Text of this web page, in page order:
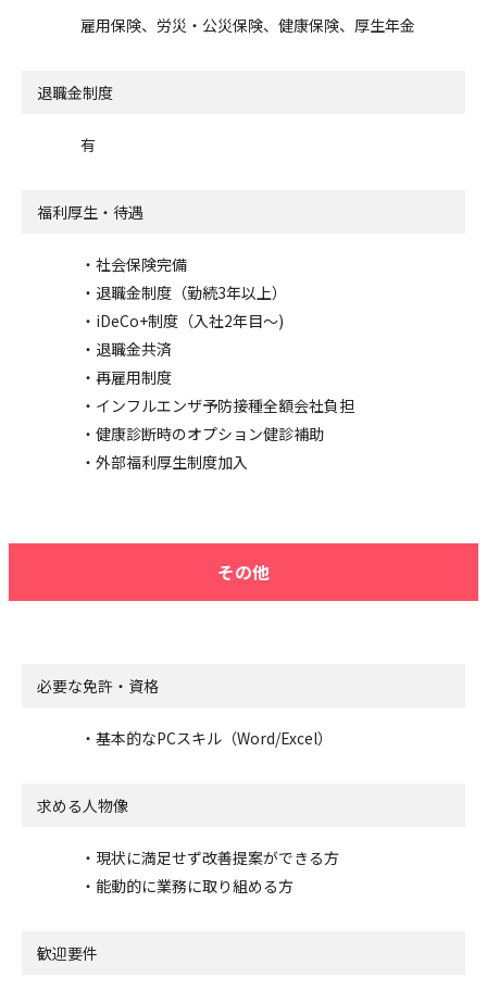
雇用保険、労災・公災保険、健康保険、厚生年金
退職金制度
有
福利厚生・待遇
・社会保険完備
・退職金制度（勤続3年以上）
・iDeCo+制度（入社2年目～)
・退職金共済
・再雇用制度
・インフルエンザ予防接種全額会社負担
・健康診断時のオプション健診補助
・外部福利厚生制度加入
その他
必要な免許・資格
・基本的なPCスキル（Word/Excel）
求める人物像
・現状に満足せず改善提案ができる方
・能動的に業務に取り組める方
歓迎要件